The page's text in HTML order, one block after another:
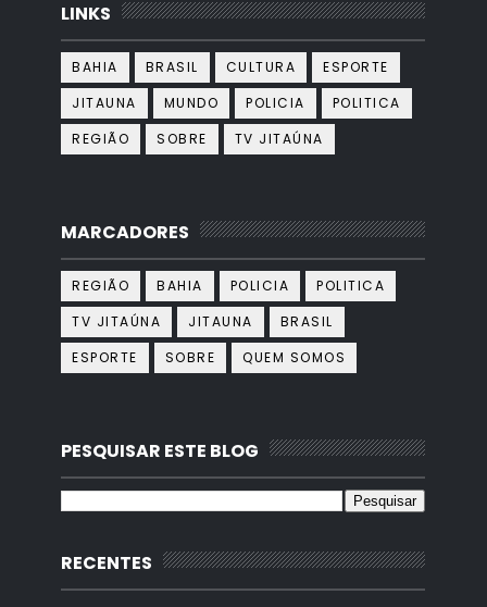
LINKS
BAHIA BRASIL CULTURA
ESPORTE
JITAUNA
MUNDO POLICIA
POLITICA
REGIÃO
SOBRE TV JITAÚNA
MARCADORES
REGIÃO BAHIA POLICIA
POLITICA
TV JITAÚNA
JITAUNA
BRASIL
ESPORTE
SOBRE QUEM SOMOS
PESQUISAR ESTE BLOG
RECENTES